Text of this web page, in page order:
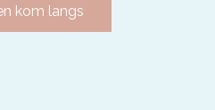
kom langs